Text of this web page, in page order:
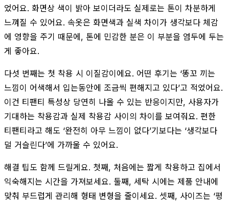
었어요. 화면상 색이 밝아 보이더라도 실제로는 톤이 차분하게
느껴질 수 있어요. 속옷은 화면색과 실색 차이가 생각보다 체감
에 영향을 주기 때문에, 톤에 민감한 분은 이 부분을 염두에 두는
게 좋아요.
다섯 번째는 첫 착용 시 이질감이에요. 어떤 후기는 ‘똥꼬 끼는
느낌이 어색해서 입는동안에 조금씩 편해지고 있다’고 적었어요.
이건 티팬티 특성상 당연히 나올 수 있는 반응이지만, 사용자가
기대하는 착용감과 실제 착용감 사이의 차이를 보여줘요. 편한
티팬티라고 해도 ‘완전히 아무 느낌이 없다’기보다는 ‘생각보다
덜 거슬린다’에 가까울 수 있어요.
해결 팁도 함께 드릴게요. 첫째, 처음에는 짧게 착용하고 집에서
익숙해지는 시간을 가져보세요. 둘째, 세탁 시에는 제품 안내에
맞춰 부드럽게 관리해 형태 변형을 줄이세요. 셋째, 사이즈는 ‘평